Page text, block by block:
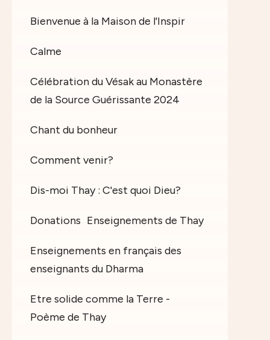
Bienvenue à la Maison de l'Inspir
Calme
Célébration du Vésak au Monastère
de la Source Guérissante 2024
Chant du bonheur
Comment venir?
Dis-moi Thay : C'est quoi Dieu?
Donations Enseignements de Thay
Enseignements en français des
enseignants du Dharma
Etre solide comme la Terre -
Poème de Thay